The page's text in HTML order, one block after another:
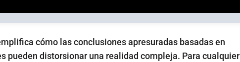
cómo las conclusiones apresuradas basadas en
pueden distorsionar una realidad compleja. Para cualquier